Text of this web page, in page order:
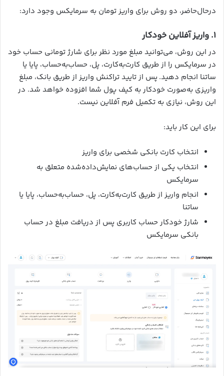
درحال‌حاضر، دو روش برای واریز تومان به سرمایکس وجود دارد:
۱. واریز آفلاین خودکار
در این روش، می‌توانید مبلغ مورد نظر برای شارژ تومانی حساب خود
در سرمایکس را از طریق کارت‌به‌کارت، پل، حساب‌به‌حساب، پایا یا
ساتنا انجام دهید. پس از تایید تراکنش واریز از طریق بانک،‌ مبلغ
واریزی به‌صورت خودکار به کیف پول شما افزوده خواهد شد. در
این روش، نیازی به تکمیل فرم آفلاین نیست.
برای این کار باید:
انتخاب کارت بانکی شخصی برای واریز
انتخاب یکی از حساب‌های نمایش‌داده‌شده متعلق به
سرمایکس
انجام واریز از طریق کارت‌به‌کارت، پل، حساب‌به‌حساب، پایا یا
ساتنا
شارژ خودکار حساب کاربری پس از دریافت مبلغ در حساب
بانکی سرمایکس